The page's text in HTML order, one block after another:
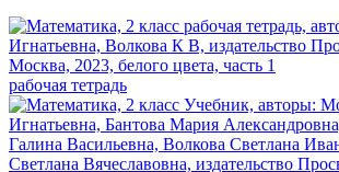
рабочая тетрадь